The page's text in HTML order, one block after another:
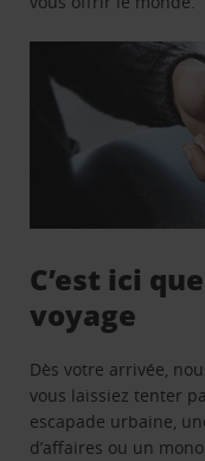
C’est ici
voyage
Dès votre arrivée,
vous laissiez tenter
escapade urbaine,
d’affaires ou un